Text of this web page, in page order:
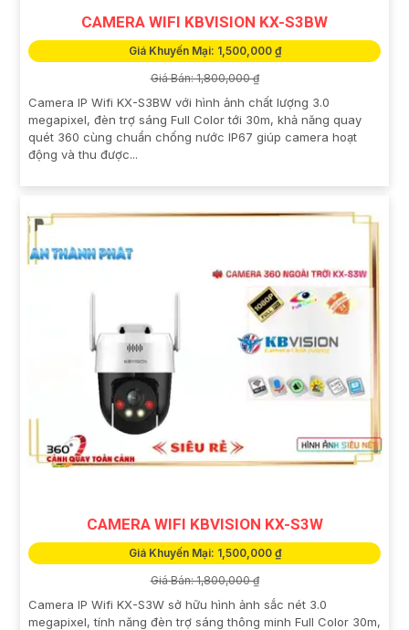
CAMERA WIFI KBVISION KX-S3BW
Giá Khuyến Mại: 1,500,000 ₫
Giá Bán: 1,800,000 ₫
Camera IP Wifi KX-S3BW với hình ảnh chất lượng 3.0
megapixel, đèn trợ sáng Full Color tới 30m, khả năng quay
quét 360 cùng chuẩn chống nước IP67 giúp camera hoạt
động và thu được...
CAMERA WIFI KBVISION KX-S3W
Giá Khuyến Mại: 1,500,000 ₫
Giá Bán: 1,800,000 ₫
Camera IP Wifi KX-S3W sở hữu hình ảnh sắc nét 3.0
megapixel, tính năng đèn trợ sáng thông minh Full Color 30m,